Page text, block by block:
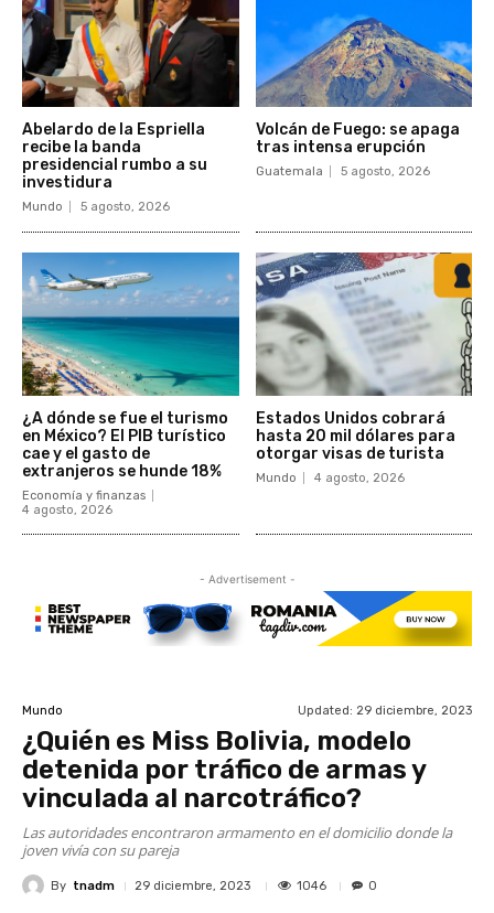
Abelardo de la Espriella
recibe la banda
presidencial rumbo a su
investidura
Mundo 5 agosto, 2026
Volcán de Fuego: se apaga
tras intensa erupción
Guatemala 5 agosto, 2026
¿A dónde se fue el turismo
en México? El PIB turístico
cae y el gasto de
extranjeros se hunde 18%
Economía y finanzas
4 agosto, 2026
Estados Unidos cobrará
hasta 20 mil dólares para
otorgar visas de turista
Mundo 4 agosto, 2026
- Advertisement -